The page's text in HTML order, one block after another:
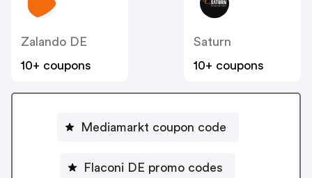
Zalando DE
10+ coupons
Saturn
10+ coupons
Mediamarkt coupon code
Flaconi DE promo codes